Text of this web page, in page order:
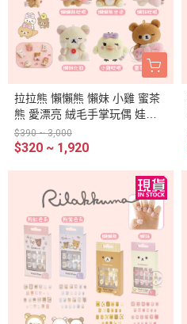
拉拉熊 懶懶熊 懶妹 小雞 蜜茶
熊 愛漂亮 絨毛手掌玩偶 娃娃 6
選1
$390 ~ 3,000
$320 ~ 1,920